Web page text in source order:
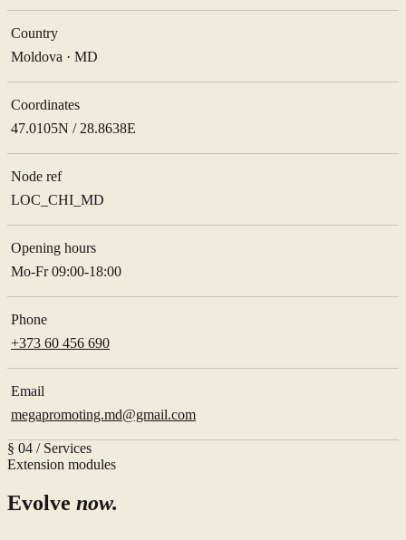
Country
Moldova · MD
Coordinates
47.0105N / 28.8638E
Node ref
LOC_CHI_MD
Opening hours
Mo-Fr 09:00-18:00
Phone
+373 60 456 690
Email
megapromoting.md@gmail.com
§ 04 / Services
Extension modules
Evolve now.